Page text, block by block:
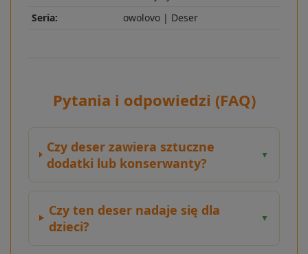
Seria:
owolovo | Deser
Pytania i odpowiedzi (FAQ)
Czy deser zawiera sztuczne
dodatki lub konserwanty?
▼
Czy ten deser nadaje się dla
dzieci?
▼